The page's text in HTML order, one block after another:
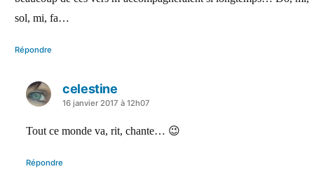
sol, mi, fa…
Répondre
celestine
a
16 janvier 2017 à 12h07
Tout ce monde va, rit, chante… 😉
Répondre